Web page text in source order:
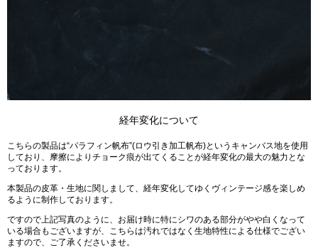
経年変化について
こちらの製品は“パラフィン帆布”(ロウ引き加工帆布)というキャンバス地を使用
しており、摩擦によりチョーク痕が出てくることが経年変化の最大の魅力とな
っております。
本製品の皮革・生地に関しまして、経年変化してゆくヴィンテージ感を楽しめ
るように制作しております。
ですので上記写真のように、お届け時に特にシワのある部分がやや白くなって
いる場合もございますが、こちらは汚れではなく生地特性による仕様でござい
ますので、ご了承くださいませ。